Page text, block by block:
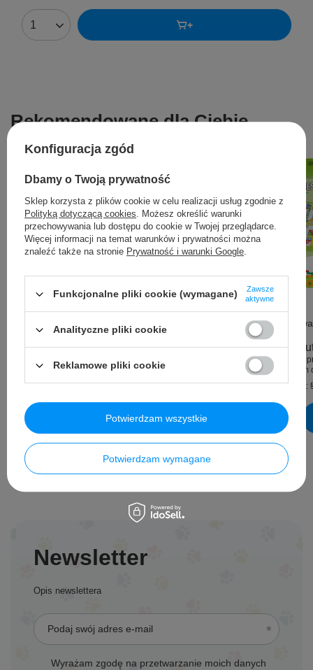
Rekomendowane dla Ciebie
Okazja
Dmuchana Piłka plażowa 51cm BESTWAY
5,49 PLNbrutto / szt.
Cena regularna:6,49 PLN -15%
Ilość produktów
Okazja
Gra
4,99 PLN
Najniższa cena
wprowadzeniem
Cena regularna:
Ilość
Newsletter
Opis newslettera
Podaj swój adres e-mail
Wyrażam zgodę na przetwarzanie moich danych
Konfiguracja zgód
Dbamy o Twoją prywatność
Sklep korzysta z plików cookie w celu realizacji usług zgodnie z
Polityką dotyczącą cookies. Możesz określić warunki
przechowywania lub dostępu do cookie w Twojej przeglądarce.
Więcej informacji na temat warunków i prywatności można
znaleźć także na stronie Prywatność i warunki Google.
Funkcjonalne pliki cookie (wymagane)
Zawsze
aktywne
Analityczne pliki cookie
Reklamowe pliki cookie
Potwierdzam wymagane
Potwierdzam wszystkie